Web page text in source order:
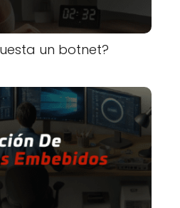
un botnet?